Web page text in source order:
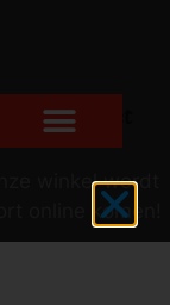
verschiet
winkel wordt
online komen!